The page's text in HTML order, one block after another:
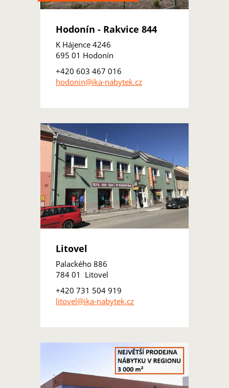
Hodonín - Rakvice 844
K Hájence 4246
695 01 Hodonín
+420 603 467 016
hodonin@ika-nabytek.cz
Litovel
Palackého 886
784 01 Litovel
+420 731 504 919
litovel@ika-nabytek.cz